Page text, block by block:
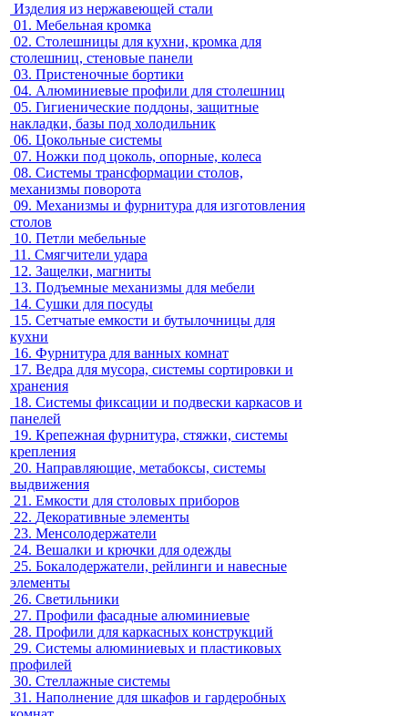
Изделия из нержавеющей стали
01. Мебельная кромка
02. Столешницы для кухни, кромка для
столешниц, стеновые панели
03. Пристеночные бортики
04. Алюминиевые профили для столешниц
05. Гигиенические поддоны, защитные
накладки, базы под холодильник
06. Цокольные системы
07. Ножки под цоколь, опорные, колеса
08. Системы трансформации столов,
механизмы поворота
09. Механизмы и фурнитура для изготовления
столов
10. Петли мебельные
11. Смягчители удара
12. Защелки, магниты
13. Подъемные механизмы для мебели
14. Сушки для посуды
15. Сетчатые емкости и бутылочницы для
кухни
16. Фурнитура для ванных комнат
17. Ведра для мусора, системы сортировки и
хранения
18. Системы фиксации и подвески каркасов и
панелей
19. Крепежная фурнитура, стяжки, системы
крепления
20. Направляющие, метабоксы, системы
выдвижения
21. Емкости для столовых приборов
22. Декоративные элементы
23. Менсолодержатели
24. Вешалки и крючки для одежды
25. Бокалодержатели, рейлинги и навесные
элементы
26. Светильники
27. Профили фасадные алюминиевые
28. Профили для каркасных конструкций
29. Системы алюминиевых и пластиковых
профилей
30. Стеллажные системы
31. Наполнение для шкафов и гардеробных